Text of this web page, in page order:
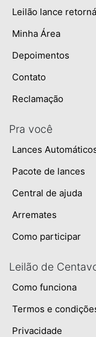
Leilão lance
Minha Área
Depoimentos
Contato
Reclamação
Pra você
Lances
Pacote de lances
Central de ajuda
Arremates
Como participar
Leilão de
Como funciona
Termos e
Privacidade